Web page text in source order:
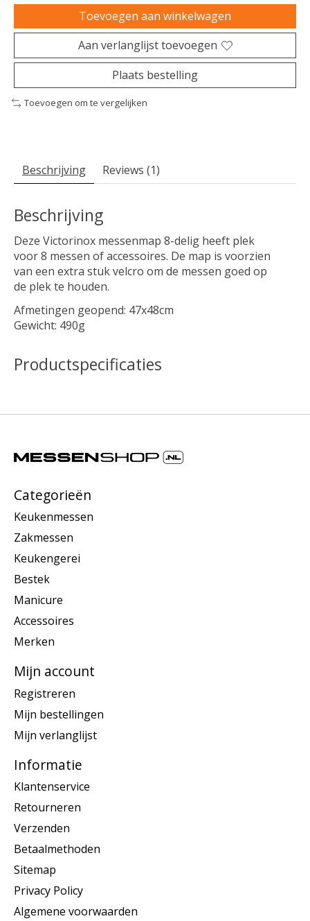
Toevoegen aan winkelwagen
Aan verlanglijst toevoegen
Plaats bestelling
Toevoegen om te vergelijken
Beschrijving Reviews (1)
Beschrijving
Deze Victorinox messenmap 8-delig heeft plek
voor 8 messen of accessoires. De map is voorzien
van een extra stuk velcro om de messen goed op
de plek te houden.
Afmetingen geopend: 47x48cm
Gewicht: 490g
Productspecificaties
Categorieën
Keukenmessen
Zakmessen
Keukengerei
Bestek
Manicure
Accessoires
Merken
Mijn account
Registreren
Mijn bestellingen
Mijn verlanglijst
Informatie
Klantenservice
Retourneren
Verzenden
Betaalmethoden
Sitemap
Privacy Policy
Algemene voorwaarden